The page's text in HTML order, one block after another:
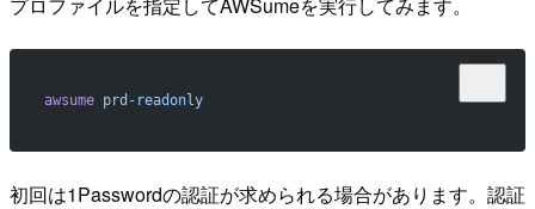
awsume prd-readonly
初回は1Passwordの認証が求められる場合があります。認証